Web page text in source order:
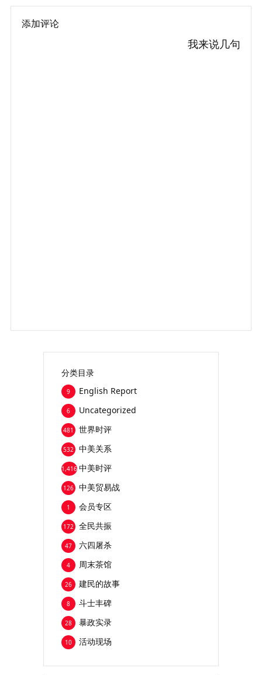
添加评论
我来说几句
分类目录
English Report
9
Uncategorized
6
世界时评
481
中美关系
532
中美时评
1,416
中美贸易战
126
会员专区
1
全民共振
172
六四屠杀
47
周末茶馆
4
建民的故事
26
斗士丰碑
8
暴政实录
28
活动现场
10